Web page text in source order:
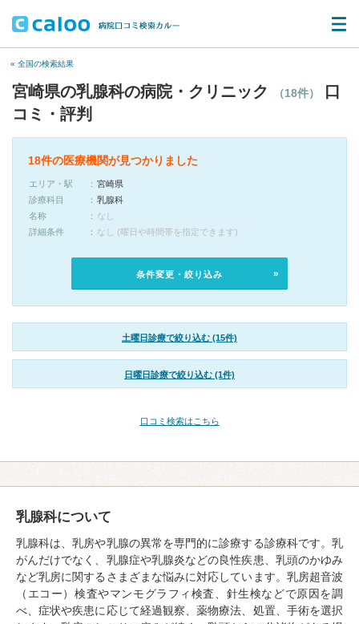
« 全国の検索結果
宮崎県の乳腺科の病院・クリニック （18件）
口
コミ・評判
18件の医療機関が見つかりました
エリア・駅
宮崎県
診療科目
乳腺科
名称
なし
詳細条件
なし (曜日や時間帯を指定できます)
条件変更・絞り込み
土曜日診療で絞り込む (15件)
日曜日診療で絞り込む (1件)
口コミ検索はこちら
乳腺科について
乳腺科は、乳房や乳腺の異常を専門的に診療する診療科です。乳
がんだけでなく、乳腺症や乳腺炎などの良性疾患、乳頭のかゆみ
など乳房に関するさまざまな悩みに対応しています。乳房超音波
（エコー）検査やマンモグラフィ検査、針生検などで原因を調
べ、症状や疾患に応じて経過観察、薬物療法、処置、手術を選択